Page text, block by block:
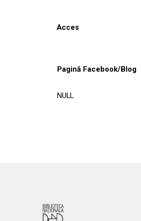
Acces
Pagină Facebook/Blog
NULL